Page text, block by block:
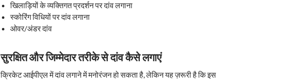
खिलाड़ियों के व्यक्तिगत प्रदर्शन पर दांव लगाना
स्कोरिंग विधियों पर दांव लगाना
ओवर/अंडर दांव
सुरक्षित और जिम्मेदार तरीके से दांव कैसे लगाएं
क्रिकेट आईपीएल में दांव लगाने में मनोरंजन हो सकता है, लेकिन यह ज़रूरी है कि इस